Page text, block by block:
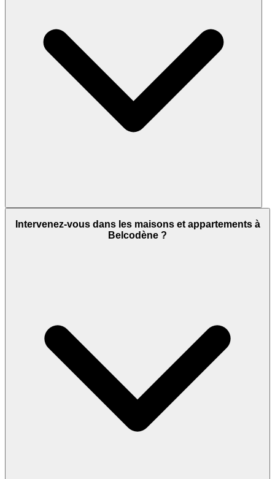
Intervenez-vous dans les maisons et appartements à
Belcodène ?